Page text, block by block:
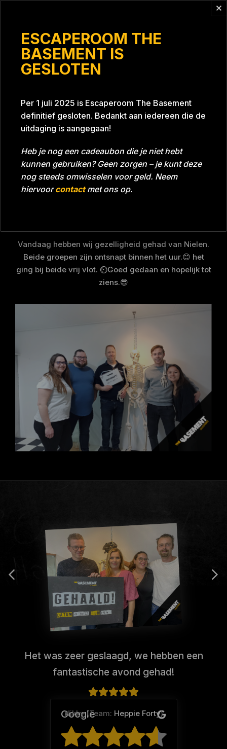
ESCAPEROOM THE
BASEMENT IS
GESLOTEN
Per 1 juli 2025 is Escaperoom The Basement
definitief gesloten. Bedankt aan iedereen die de
uitdaging is aangegaan!
Heb je nog een cadeaubon die je niet hebt
kunnen gebruiken? Geen zorgen – je kunt deze
nog steeds omwisselen voor geld. Neem
hiervoorcontactmet ons op.
Tijd 55:27 Datum 05-03-2022
Room Project Blue 26A8
Vandaag hebben wij gezelligheid gehad van Nielen.
Beide groepen zijn ontsnapt binnen het uur.😊 het
ging bij beide vrij vlot. ⏲️Goed gedaan en hopelijk tot
ziens.😎
Het was zeer geslaagd, we hebben een
fantastische avond gehad!
Nikky (Team: Heppie Forty)
Google